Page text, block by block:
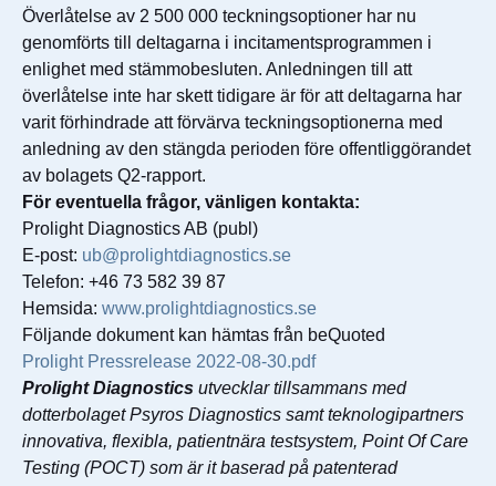
Överlåtelse av 2 500 000 teckningsoptioner har nu
genomförts till deltagarna i incitamentsprogrammen i
enlighet med stämmobesluten. Anledningen till att
överlåtelse inte har skett tidigare är för att deltagarna har
varit förhindrade att förvärva teckningsoptionerna med
anledning av den stängda perioden före offentliggörandet
av bolagets Q2-rapport.
För eventuella frågor, vänligen kontakta:
Prolight Diagnostics AB (publ)
E-post: ub@prolightdiagnostics.se
Telefon: +46 73 582 39 87
Hemsida: www.prolightdiagnostics.se
Följande dokument kan hämtas från beQuoted
Prolight Pressrelease 2022-08-30.pdf
Prolight Diagnostics utvecklar tillsammans med
dotterbolaget Psyros Diagnostics samt teknologipartners
innovativa, flexibla, patientnära testsystem, Point Of Care
Testing (POCT) som är it baserad på patenterad